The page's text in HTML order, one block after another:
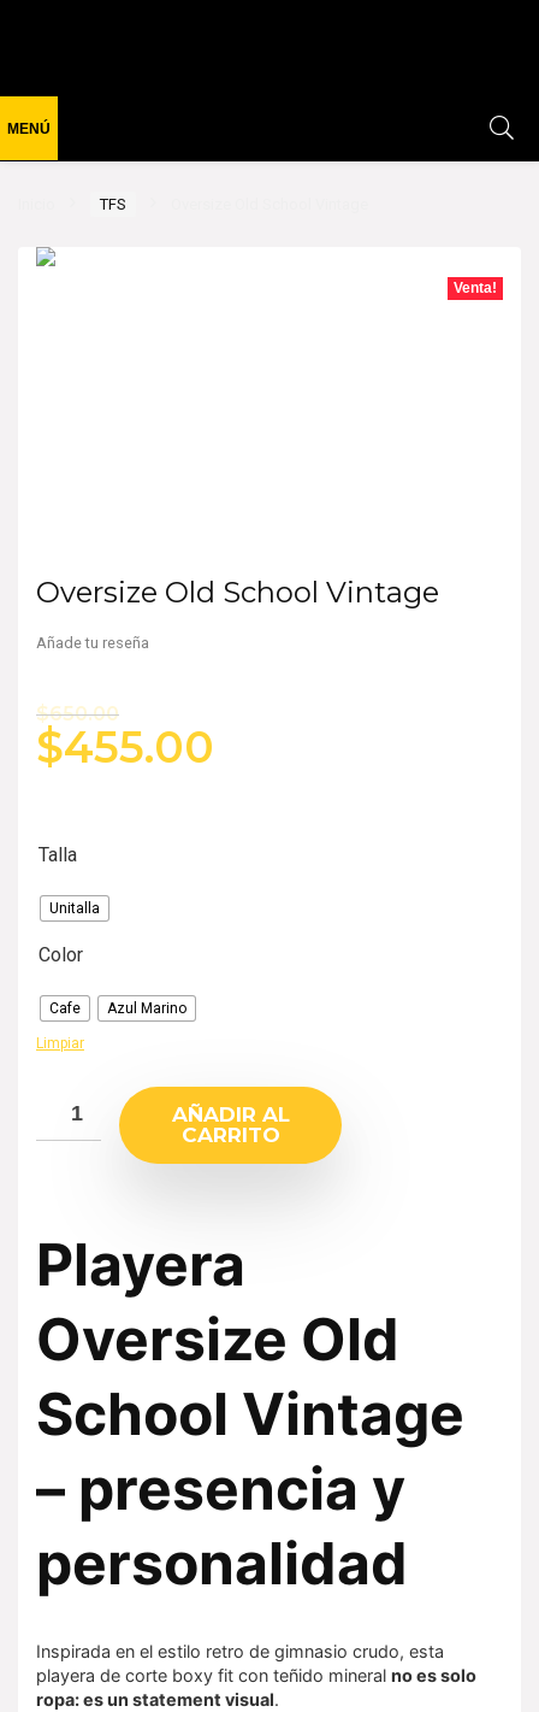
TFS
Venta!
Oversize Old School Vintage
Añade tu reseña
$650.00
$455.00
Talla
Unitalla
Color
Cafe Azul Marino
Limpiar
AÑADIR AL
CARRITO
Playera
Oversize Old
School Vintage
– presencia y
personalidad
Inspirada en el estilo retro de gimnasio crudo, esta
playera de corte boxy fit con teñido mineral no es solo
ropa: es un statement visual.